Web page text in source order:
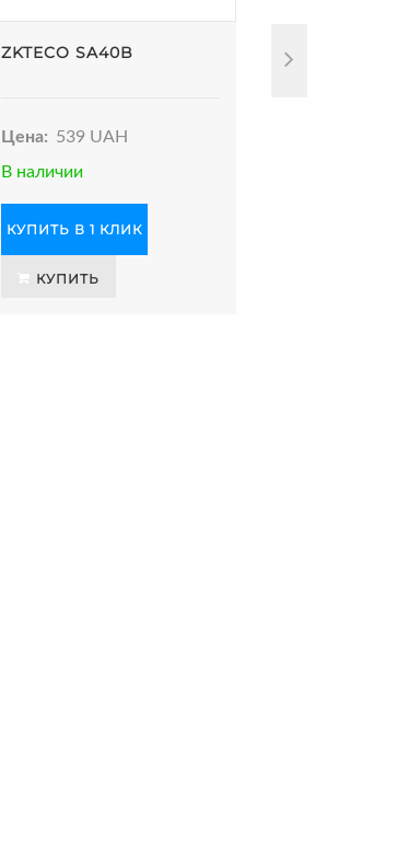
ZKTECO SA40B
Цена: 539 UAH
В наличии
КУПИТЬ В 1 КЛИК
КУПИТЬ
ZKTECO